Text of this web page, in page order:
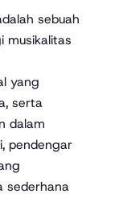
sebuah
musikalitas
yang
serta
dalam
pendengar
sederhana